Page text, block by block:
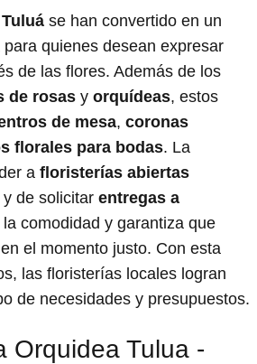
se han convertido en un
quienes desean expresar
de las flores. Además de los
de rosas y orquídeas, estos
de mesa, coronas
florales para bodas. La
a floristerías abiertas
y de solicitar entregas a
comodidad y garantiza que
el momento justo. Con esta
las floristerías locales logran
de necesidades y presupuestos.
Orquidea Tulua -